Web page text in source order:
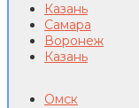
Казань
Самара
Воронеж
Казань
Омск